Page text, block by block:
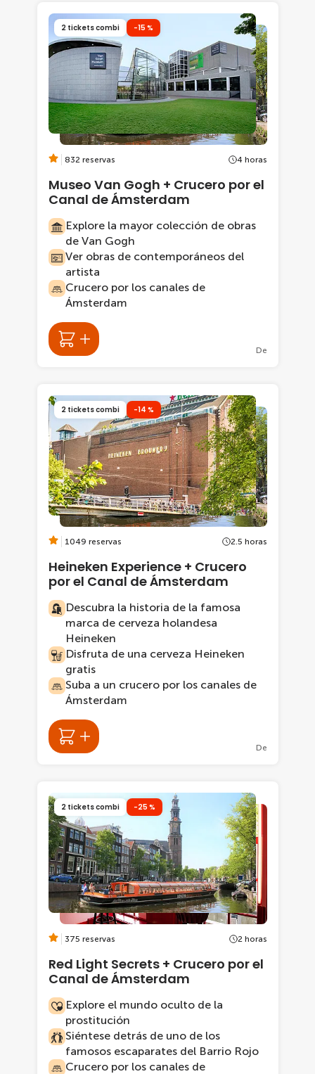
2 tickets combi -15 %
832 reservas 4 horas
Museo Van Gogh + Crucero por el
Canal de Ámsterdam
Explore la mayor colección de obras
de Van Gogh
Ver obras de contemporáneos del
artista
Crucero por los canales de
Ámsterdam
De
2 tickets combi -14 %
1049 reservas 2.5 horas
Heineken Experience + Crucero
por el Canal de Ámsterdam
Descubra la historia de la famosa
marca de cerveza holandesa
Heineken
Disfruta de una cerveza Heineken
gratis
Suba a un crucero por los canales de
Ámsterdam
De
2 tickets combi -25 %
375 reservas 2 horas
Red Light Secrets + Crucero por el
Canal de Ámsterdam
Explore el mundo oculto de la
prostitución
Siéntese detrás de uno de los
famosos escaparates del Barrio Rojo
Crucero por los canales de